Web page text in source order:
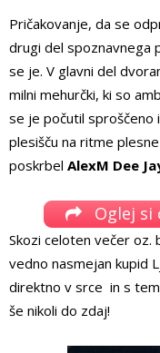
Pričakovanje, da se
drugi del spoznavnega
se je. V glavni del
milni mehurčki, ki so
se je počutil sproščeno
plesišču na ritme
poskrbel AlexM Dee
Oglej si
Skozi celoten večer oz.
vedno nasmejan kupid
direktno v srce in s
še nikoli do zdaj!